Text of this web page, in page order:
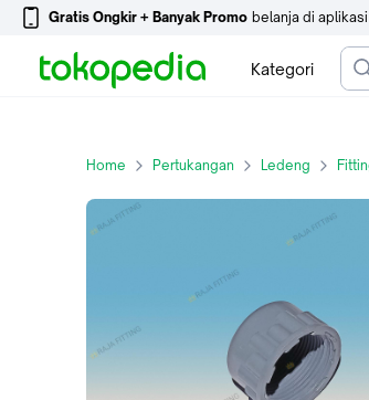
Gratis Ongkir + Banyak Promo belanja di aplikasi
Kategori
Dop Drat Dalam 1,25 inch, Dop Drat
Home Pertukangan Ledeng